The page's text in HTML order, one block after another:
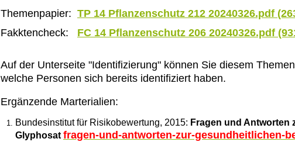
Themenpapier: TP 14 Pflanzenschutz 212 20240326.pdf
Fakktencheck: FC 14 Pflanzenschutz 206 20240326.pdf
Auf der Unterseite "Identifizierung" können Sie diesem
welche Personen sich bereits identifiziert haben.
Ergänzende Marterialien:
Bundesinstitut für Risikobewertung, 2015: Fragen und Antworten
Glyphosat fragen-und-antworten-zur-gesundheitlichen-